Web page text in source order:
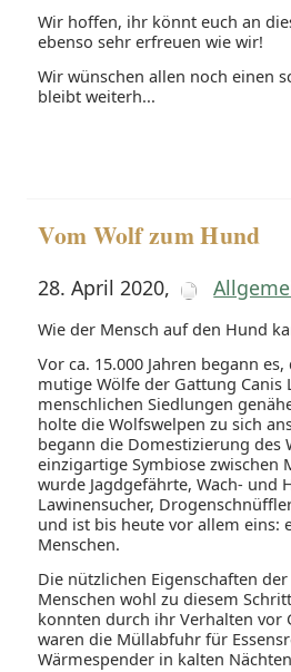
Wir hoffen, ihr könnt euch an
ebenso sehr erfreuen wie wir!
Wir wünschen allen noch einen
bleibt weiterh...
Vom Wolf zum Hund
28. April 2020,
Wie der Mensch auf den Hund
Vor ca. 15.000 Jahren begann
mutige Wölfe der Gattung Canis
menschlichen Siedlungen
holte die Wolfswelpen zu sich
begann die Domestizierung des
einzigartige Symbiose zwischen
wurde Jagdgefährte, Wach- und
Lawinensucher,
und ist bis heute vor allem eins:
Menschen.
Die nützlichen Eigenschaften
Menschen wohl zu diesem
konnten durch ihr Verhalten vor
waren die Müllabfuhr für
Wärmespender in kalten